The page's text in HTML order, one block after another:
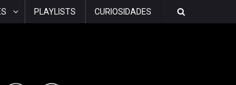
PLAYLISTS CURIOSIDADES